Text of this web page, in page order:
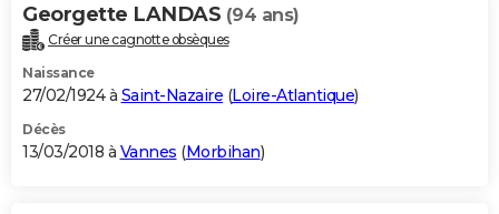
Georgette LANDAS (94 ans)
Créer une cagnotte obsèques
Naissance
27/02/1924 à Saint-Nazaire (Loire-Atlantique)
Décès
13/03/2018 à Vannes (Morbihan)